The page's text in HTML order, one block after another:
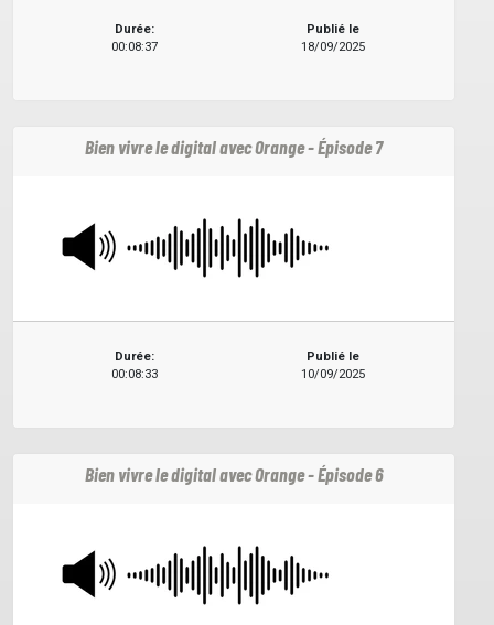
Durée:
00:08:37
Publié le
18/09/2025
Bien vivre le digital avec Orange - Épisode 7
Durée:
00:08:33
Publié le
10/09/2025
Bien vivre le digital avec Orange - Épisode 6